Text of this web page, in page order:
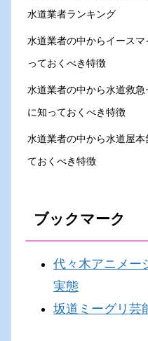
水道業者ランキング
水道業者の中からイース
っておくべき特徴
水道業者の中から水道救
に知っておくべき特徴
水道業者の中から水道屋
ておくべき特徴
ブックマーク
代々木アニメー
実態
坂道ミーグリ芸